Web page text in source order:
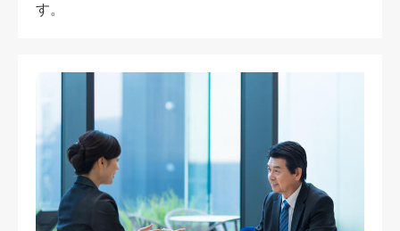
す。